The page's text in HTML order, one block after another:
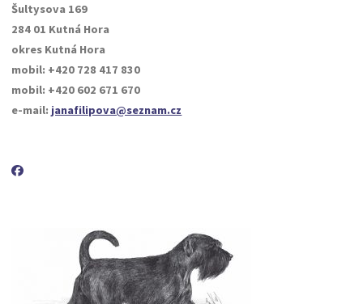
Šultysova 169
284 01 Kutná Hora
okres Kutná Hora
mobil: +420 728 417 830
mobil: +420 602 671 670
e-mail: janafilipova@seznam.cz